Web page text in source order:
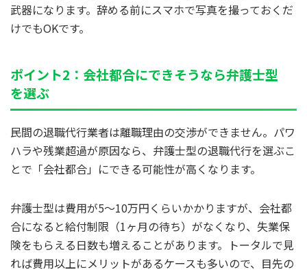
武器になります。辞める前にスマホで写真を撮っておくだ
けでもOKです。
ポイント2：会社都合にできそうなら弁護士型
を選ぶ
民間の退職代行業者は離職理由の交渉ができません。パワ
ハラや残業超過が原因なら、弁護士型の退職代行を選ぶこ
とで「会社都合」にできる可能性が高くなります。
弁護士型は費用が5～10万円くらいかかりますが、会社都
合になると給付制限（1ヶ月の待ち）がなくなり、失業保
険をもらえる日数も増えることがあります。トータルで見
れば費用以上にメリットがあるケースも多いので、目先の